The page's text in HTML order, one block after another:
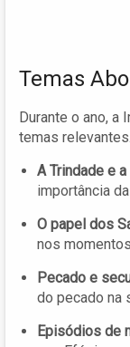
Temas
Durante o ano, a
temas
A Trindade e
importância
O papel dos
nos
Pecado e
do pecado na
Episódios de